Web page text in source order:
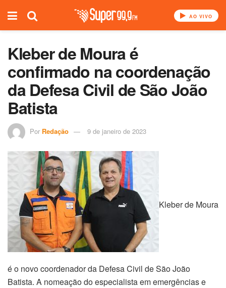
AO VIVO
Kleber de Moura é
confirmado na coordenação
da Defesa Civil de São João
Batista
Por Redação 9 de janeiro de 2023
Kleber de Moura
é o novo coordenador da Defesa Civil de São João
Batista. A nomeação do especialista em emergências e